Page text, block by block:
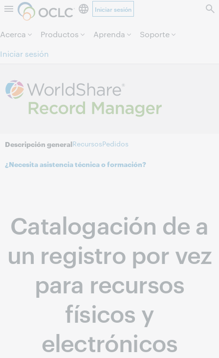
Saltar al contenido.
Iniciar sesión
Acerca Productos Aprenda
Soporte
Iniciar sesión
Descripción generalRecursosPedidos
¿Necesita asistencia técnica o formación?
Catalogación de a
un registro por vez
para recursos
físicos y
electrónicos